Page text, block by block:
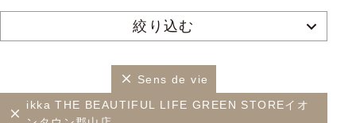
絞り込む
Sens de vie
ikka THE BEAUTIFUL LIFE GREEN STOREイオ